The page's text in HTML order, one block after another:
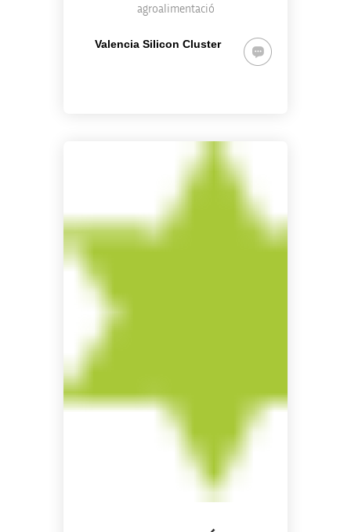
agroalimentació
Valencia Silicon Cluster